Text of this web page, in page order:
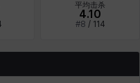
平均击杀
4.10
#8 / 114